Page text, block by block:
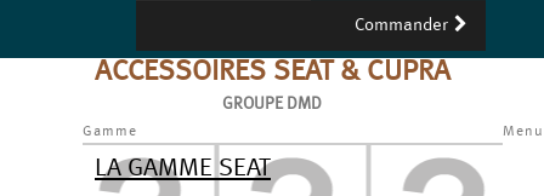
Commander
ACCESSOIRES SEAT & CUPRA
GROUPE DMD
Menu
Gamme
LA GAMME SEAT